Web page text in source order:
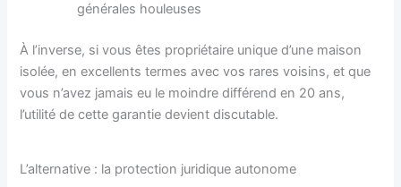
générales houleuses
À l’inverse, si vous êtes propriétaire unique d’une maison
isolée, en excellents termes avec vos rares voisins, et que
vous n’avez jamais eu le moindre différend en 20 ans,
l’utilité de cette garantie devient discutable.
L’alternative : la protection juridique autonome